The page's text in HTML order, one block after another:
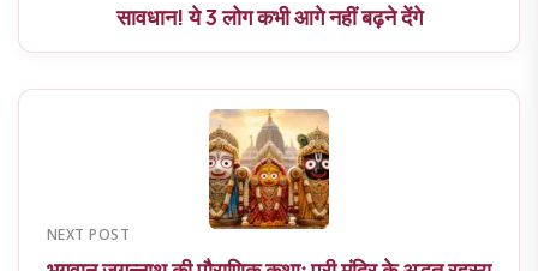
सावधान! ये 3 लोग कभी आगे नहीं बढ़ने देंगे
NEXT POST